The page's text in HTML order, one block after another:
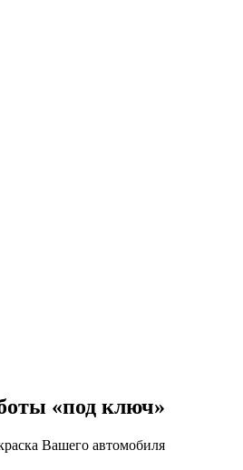
«под ключ»
Вашего автомобиля